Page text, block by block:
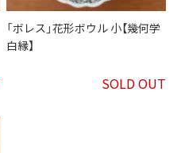
「ボレス」花形ボウル 小【幾何学
白縁】
SOLD OUT